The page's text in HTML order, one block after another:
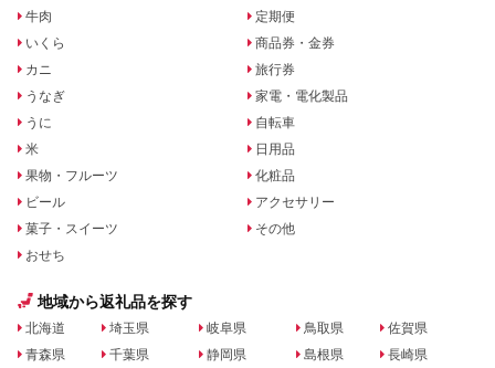
牛肉
いくら
カニ
うなぎ
うに
米
果物・フルーツ
ビール
菓子・スイーツ
おせち
定期便
商品券・金券
旅行券
家電・電化製品
自転車
日用品
化粧品
アクセサリー
その他
地域から返礼品を探す
北海道
青森県
埼玉県
千葉県
岐阜県
静岡県
鳥取県
島根県
佐賀県
長崎県